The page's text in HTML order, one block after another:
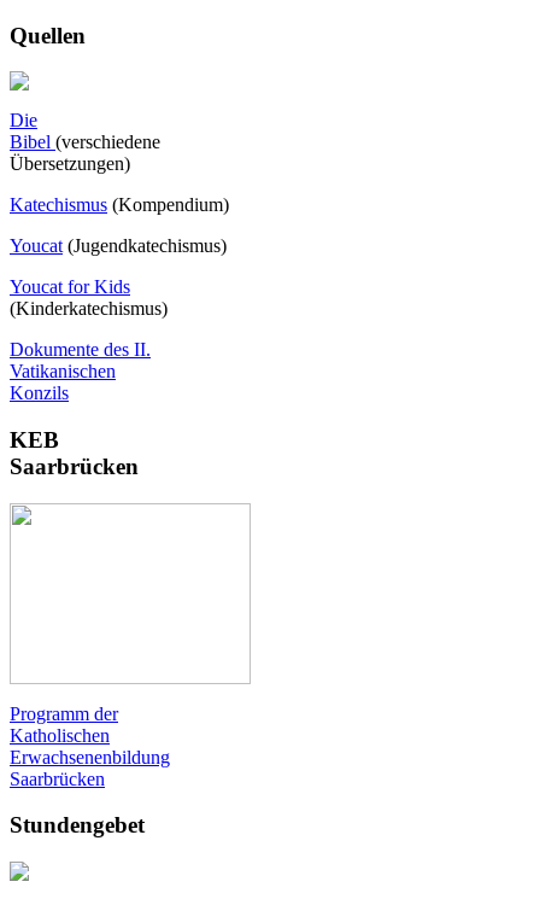
Quellen
Die
Bibel (verschiedene
Übersetzungen)
Katechismus (Kompendium)
Youcat (Jugendkatechismus)
Youcat for Kids
(Kinderkatechismus)
Dokumente des II.
Vatikanischen
Konzils
KEB
Saarbrücken
Programm der
Katholischen
Erwachsenenbildung
Saarbrücken
Stundengebet